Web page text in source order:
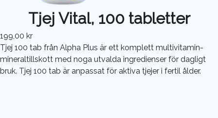
Tjej Vital, 100 tabletter
199,00 kr
Tjej 100 tab från Alpha Plus är ett komplett multivitamin-
mineraltillskott med noga utvalda ingredienser för dagligt
bruk. Tjej 100 tab är anpassat för aktiva tjejer i fertil ålder.